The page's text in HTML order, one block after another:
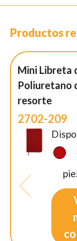
Productos
Mini Libreta
Poliuretano
resorte
2702-209